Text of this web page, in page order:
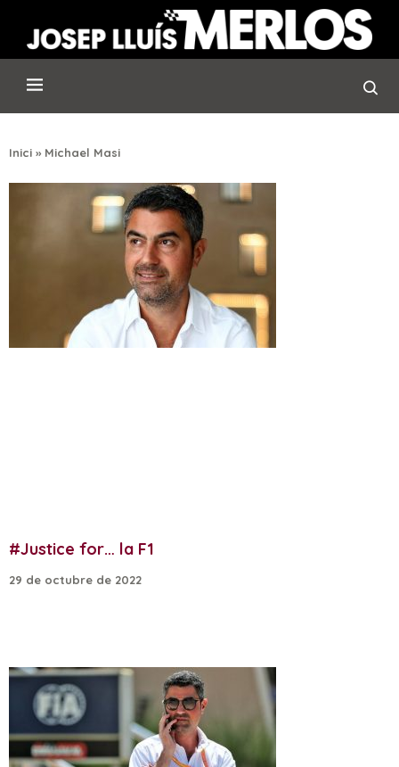
Inici » Michael Masi
#Justice for… la F1
29 de octubre de 2022